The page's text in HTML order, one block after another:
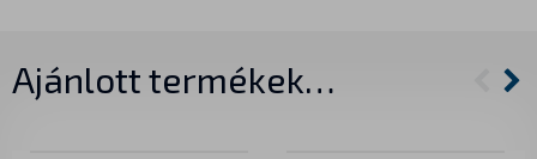
Ajánlott termékek…